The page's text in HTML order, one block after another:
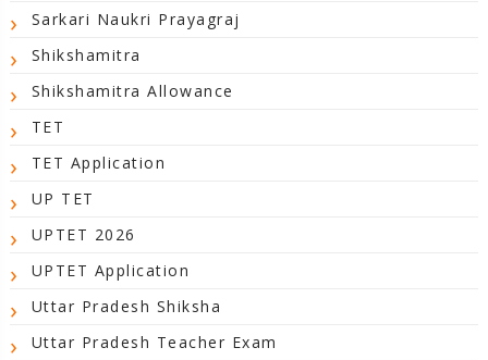
Sarkari Naukri Prayagraj
Shikshamitra
Shikshamitra Allowance
TET
TET Application
UP TET
UPTET 2026
UPTET Application
Uttar Pradesh Shiksha
Uttar Pradesh Teacher Exam